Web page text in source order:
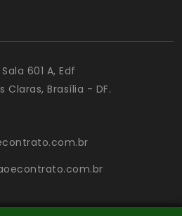
601 A, Edf
Claras, Brasília - DF.